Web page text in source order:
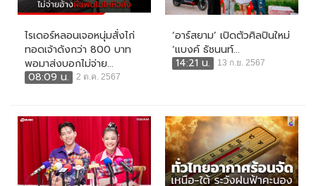
ไรเดอร์หลอนเจอหนุ่มสั่งไก่
ทอดเจ้าดังกว่า 800 บาท
พอมาส่งบอกไม่จ่าย...
08:09 น.
2 ต.ค. 2567
‘อาร์สยาม’ เปิดตัวศิลปินใหม่
‘แบงค์ ธัชนนท์...
14:21 น.
13 ก.ย. 2567